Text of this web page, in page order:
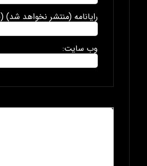
رایانامه (منتشر نخواهد شد)
وب سایت: